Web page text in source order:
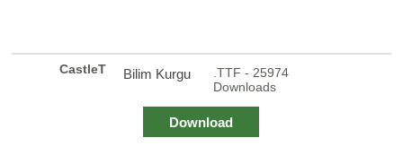
CastleT Bilim Kurgu
.TTF - 25974
Downloads
Download